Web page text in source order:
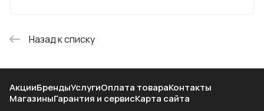
Назад к списку
АкцииБрендыУслугиОплата товараКонтакты
МагазиныГарантия и сервисКарта сайта